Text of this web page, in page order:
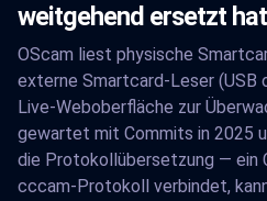
weitgehend ersetzt hat
OScam liest physische
externe Smartcard-Leser (USB
Live-Weboberfläche zur
gewartet mit Commits in 2025
die Protokollübersetzung — ein
cccam-Protokoll verbindet,